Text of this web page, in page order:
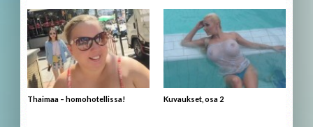
Thaimaa – homohotellissa! Kuvaukset, osa 2